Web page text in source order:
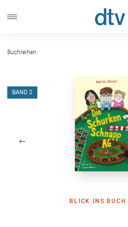
Buchreihen
BLICK INS BUCH
BAND 2